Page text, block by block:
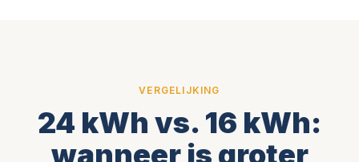
VERGELIJKING
24 kWh vs. 16 kWh:
wanneer is groter